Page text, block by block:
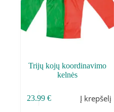
Trijų kojų koordinavimo
kelnės
23.99 € Į krepšelį